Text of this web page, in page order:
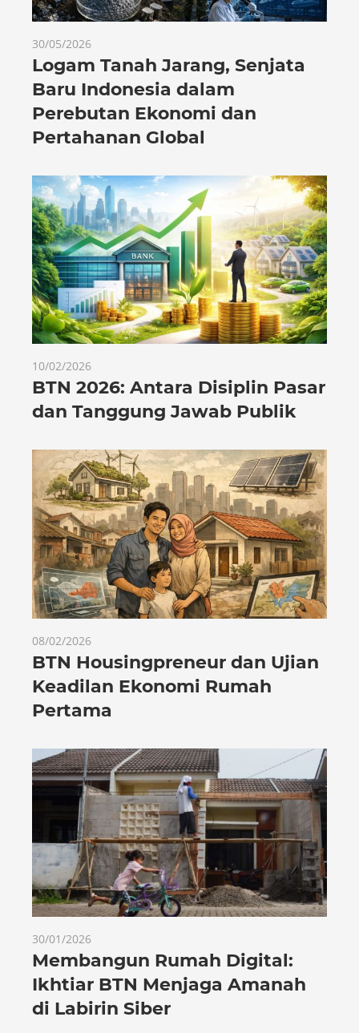
30/05/2026
Logam Tanah Jarang, Senjata
Baru Indonesia dalam
Perebutan Ekonomi dan
Pertahanan Global
10/02/2026
BTN 2026: Antara Disiplin Pasar
dan Tanggung Jawab Publik
08/02/2026
BTN Housingpreneur dan Ujian
Keadilan Ekonomi Rumah
Pertama
30/01/2026
Membangun Rumah Digital:
Ikhtiar BTN Menjaga Amanah
di Labirin Siber